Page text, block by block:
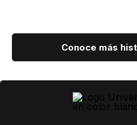
Conoce más